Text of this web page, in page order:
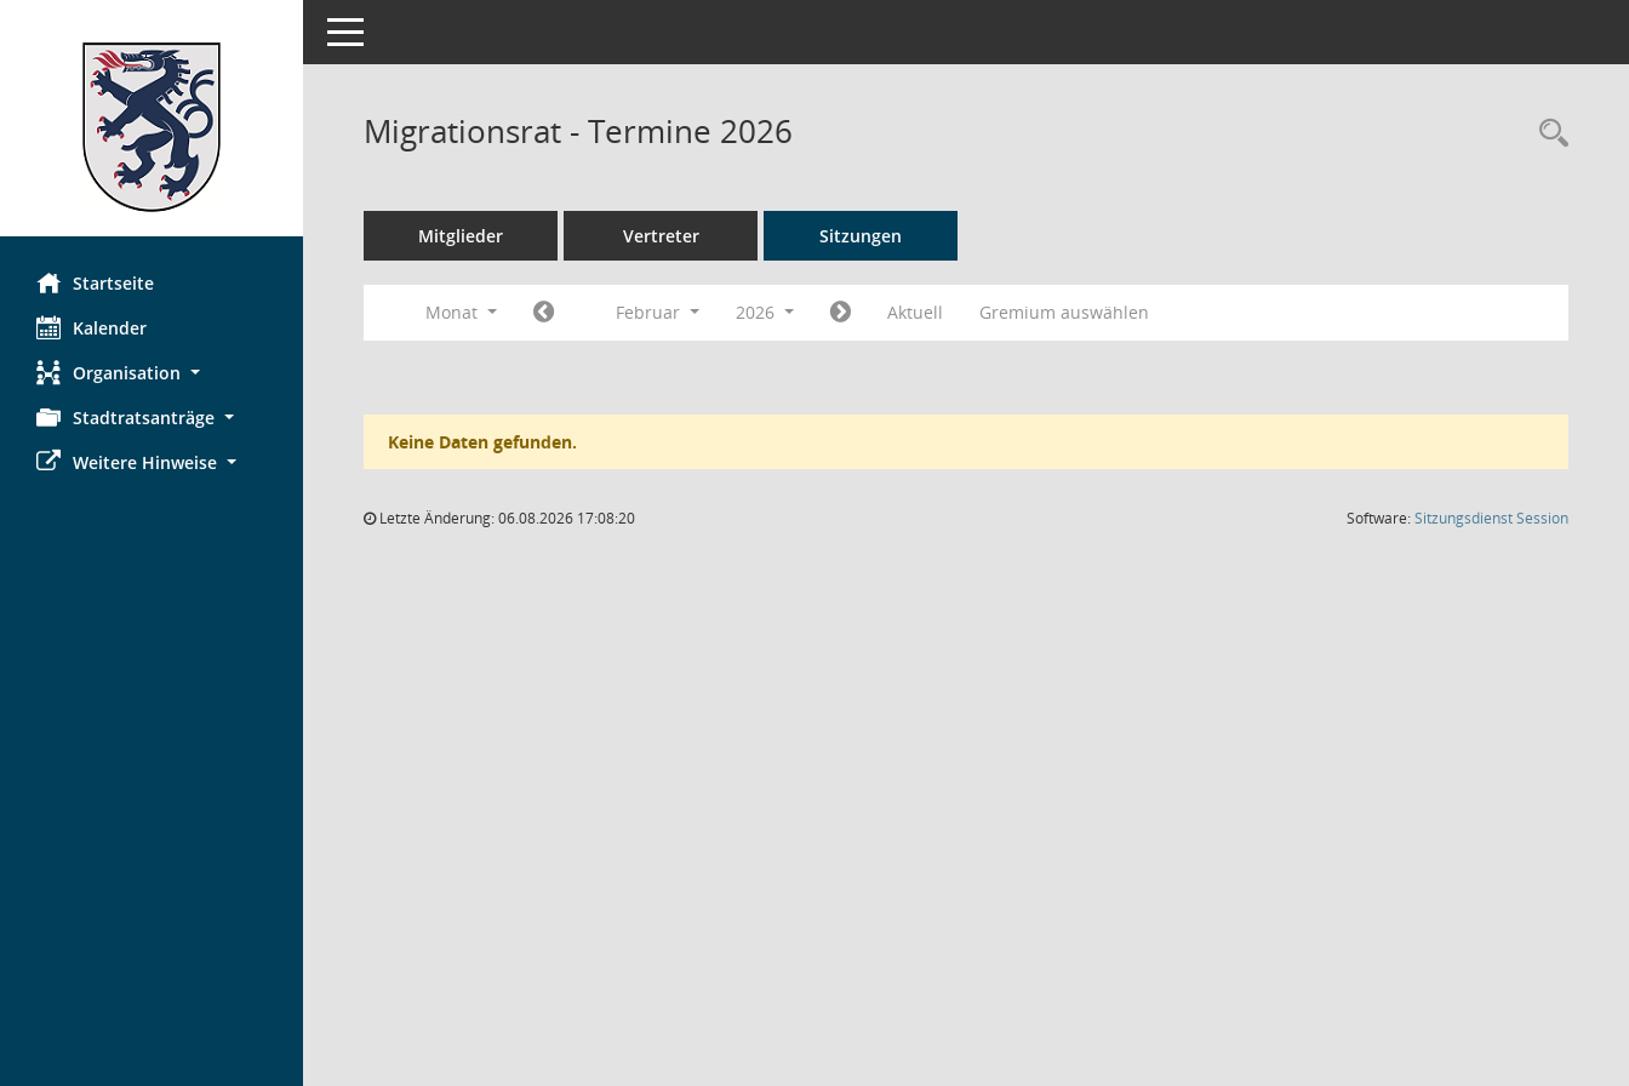
Startseite
Kalender
Organisation
Stadtratsanträge
Weitere Hinweise
Toggle navigation
Migrationsrat - Termine 2026
Mitglieder Vertreter Sitzungen
Monat Februar 2026 Aktuell Gremium auswählen
Keine Daten gefunden.
Letzte Änderung: 06.08.2026 17:08:20 Software:SitzungsdienstSession(Wird in